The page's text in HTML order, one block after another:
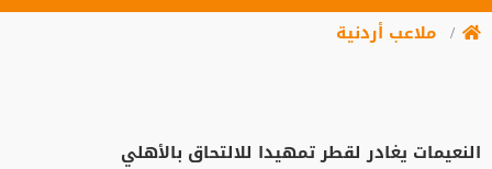
ملاعب أردنية
النعيمات يغادر لقطر تمهيدا للالتحاق بالأهلي